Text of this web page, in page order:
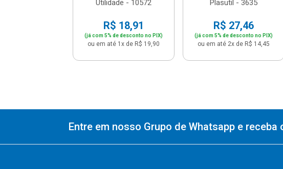
Utilidade - 10572
R$ 18,91
(já com 5% de desconto no PIX)
ou em até 1x de R$ 19,90
Plasutil - 3635
R$ 27,46
(já com 5% de desconto no PIX)
ou em até 2x de R$ 14,45
Entre em nosso Grupo de Whatsapp e